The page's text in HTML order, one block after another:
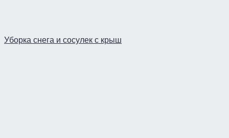
Уборка снега и сосулек с крыш